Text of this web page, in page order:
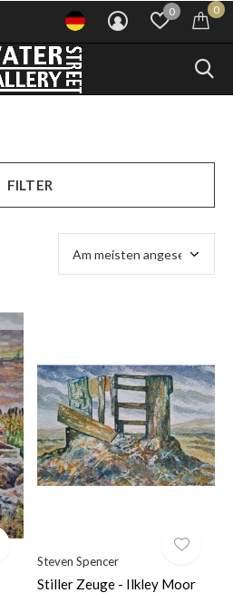
0 0
FILTER
Steven Spencer
Stiller Zeuge - Ilkley Moor